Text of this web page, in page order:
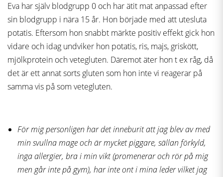
Eva har själv blodgrupp 0 och har ätit mat anpassad efter
sin blodgrupp i nära 15 år. Hon började med att utesluta
potatis. Eftersom hon snabbt märkte positiv effekt gick hon
vidare och idag undviker hon potatis, ris, majs, griskött,
mjölkprotein och vetegluten. Däremot äter hon t ex råg, då
det är ett annat sorts gluten som hon inte vi reagerar på
samma vis på som vetegluten.
För mig personligen har det inneburit att jag blev av med
min svullna mage och är mycket piggare, sällan förkyld,
inga allergier, bra i min vikt (promenerar och rör på mig
men går inte på gym), har inte ont i mina leder vilket jag